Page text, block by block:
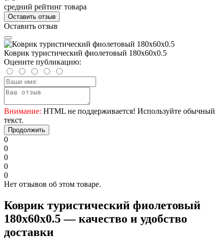
средний рейтинг товара
Оставить отзыв
Оставить отзыв
Коврик туристический фиолетовый 180х60х0.5
Оцените публикацию:
Внимание: HTML не поддерживается! Используйте обычный
текст.
Продолжить
0
0
0
0
0
Нет отзывов об этом товаре.
Коврик туристический фиолетовый
180х60х0.5 — качество и удобство
доставки